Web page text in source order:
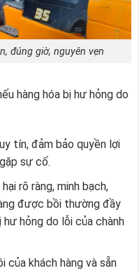
đúng giờ, nguyên vẹn
hàng hóa bị hư hỏng do
tín, đảm bảo quyền lợi
sự cố.
rõ ràng, minh bạch,
được bồi thường đầy
hỏng do lỗi của chành
của khách hàng và sẵn